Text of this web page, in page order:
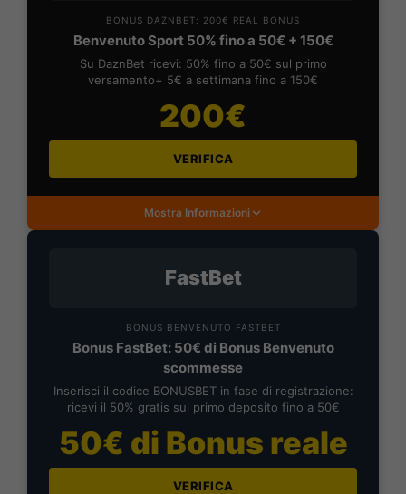
BONUS DAZNBET: 200€ REAL BONUS
Benvenuto Sport 50% fino a 50€ + 150€
Su DaznBet ricevi: 50% fino a 50€ sul primo
versamento+ 5€ a settimana fino a 150€
200€
VERIFICA
Mostra Informazioni
FastBet
BONUS BENVENUTO FASTBET
Bonus FastBet: 50€ di Bonus Benvenuto
scommesse
Inserisci il codice BONUSBET in fase di registrazione:
ricevi il 50% gratis sul primo deposito fino a 50€
50€ di Bonus reale
VERIFICA